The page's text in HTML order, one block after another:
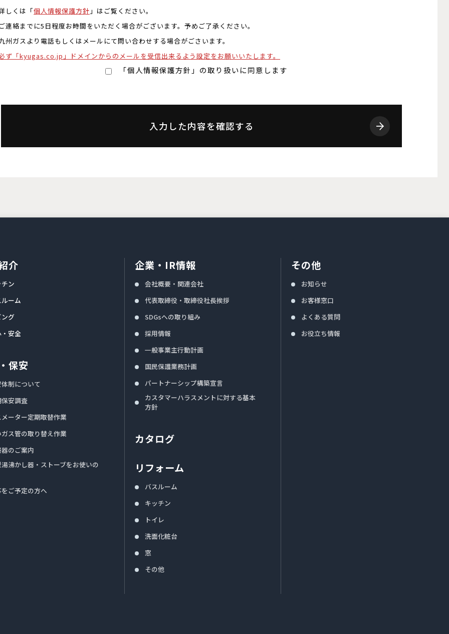
しくは「個人情報保護方針 」はご覧ください。
連絡までに5日程度お時間をいただく場合がございます。予めご了承ください。
州ガスより電話もしくはメールにて問い合わせする場合がごさいます。
ず「kyugas.co.jp」ドメインからのメールを受信出来るよう設定をお願いいたします。
「個人情報保護方針」の取り扱いに同意します
介
ン
ーム
グ
安全
保安
制について
安調査
ーター定期取替作業
ス管の取り替え作業
のご案内
沸かし器・ストーブをお使いの
ご予定の方へ
企業・IR情報
会社概要・関連会社
代表取締役・取締役社長挨拶
SDGsへの取り組み
採用情報
一般事業主行動計画
国民保護業務計画
パートナーシップ構築宣言
カスタマーハラスメントに対する基本
方針
カタログ
リフォーム
バスルーム
キッチン
トイレ
洗面化粧台
窓
その他
その他
お知らせ
お客様窓口
よくある質問
お役立ち情報